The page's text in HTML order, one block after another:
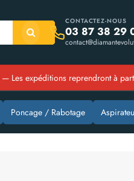
CONTACTEZ-NOUS
03 87 38 29
— Les expéditions reprendront à
Poncage / Rabotage